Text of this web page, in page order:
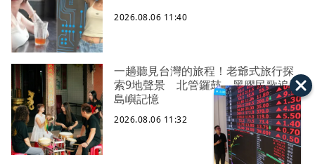
2026.08.06 11:40
一趟聽見台灣的旅程！老爺式旅行探
索9地聲景 北管鑼鼓、黑膠民歌追尋
島嶼記憶
2026.08.06 11:32